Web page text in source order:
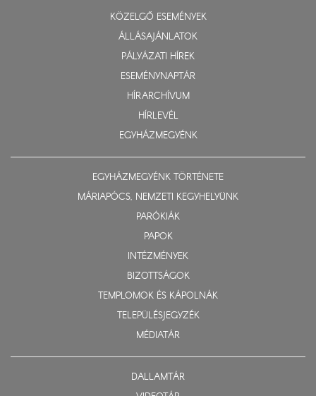
KÖZELGŐ ESEMÉNYEK
ÁLLÁSAJÁNLATOK
PÁLYÁZATI HÍREK
ESEMÉNYNAPTÁR
HÍRARCHÍVUM
HÍRLEVÉL
EGYHÁZMEGYÉNK
EGYHÁZMEGYÉNK TÖRTÉNETE
MÁRIAPÓCS, NEMZETI KEGYHELYÜNK
PARÓKIÁK
PAPOK
INTÉZMÉNYEK
BIZOTTSÁGOK
TEMPLOMOK ÉS KÁPOLNÁK
TELEPÜLÉSJEGYZÉK
MÉDIATÁR
DALLAMTÁR